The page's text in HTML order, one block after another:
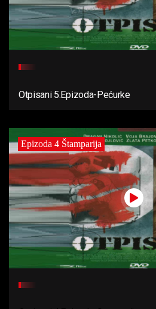
Otpisani 5.Epizoda-Pećurke
Epizoda 4 Štamparija